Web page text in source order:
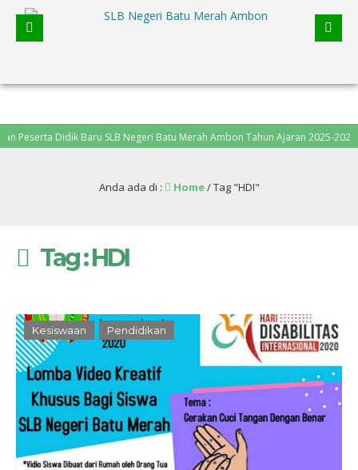
Didik Baru SLB Negeri Batu Merah Ambon Tahun Ajaran 2025-2026,
Anda ada di : Home/Tag "HDI"
Tag : HDI
Kesiswaan Pendidikan